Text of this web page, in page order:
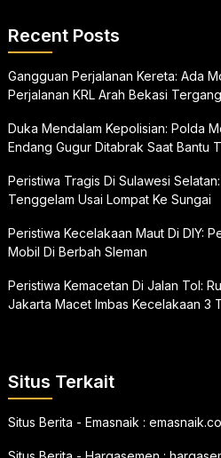
Recent Posts
Gangguan Perjalanan Kereta: Ada
Perjalanan KRL Arah Bekasi
Duka Mendalam Kepolisian: Polda
Endang Gugur Ditabrak Saat Bantu
Peristiwa Tragis Di Sulawesi
Tenggelam Usai Lompat Ke Sungai
Peristiwa Kecelakaan Maut Di DIY:
Mobil Di Berbah Sleman
Peristiwa Kemacetan Di Jalan Tol:
Jakarta Macet Imbas Kecelakaan 3
Situs Terkait
Situs Berita - Emasnaik :